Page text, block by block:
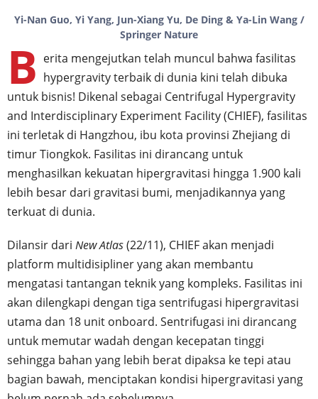
Yi-Nan Guo, Yi Yang, Jun-Xiang Yu, De Ding & Ya-Lin Wang /
Springer Nature
B erita mengejutkan telah muncul bahwa fasilitas
hypergravity terbaik di dunia kini telah dibuka
untuk bisnis! Dikenal sebagai Centrifugal Hypergravity
and Interdisciplinary Experiment Facility (CHIEF), fasilitas
ini terletak di Hangzhou, ibu kota provinsi Zhejiang di
timur Tiongkok. Fasilitas ini dirancang untuk
menghasilkan kekuatan hipergravitasi hingga 1.900 kali
lebih besar dari gravitasi bumi, menjadikannya yang
terkuat di dunia.
Dilansir dari New Atlas(22/11), CHIEF akan menjadi
platform multidisipliner yang akan membantu
mengatasi tantangan teknik yang kompleks. Fasilitas ini
akan dilengkapi dengan tiga sentrifugasi hipergravitasi
utama dan 18 unit onboard. Sentrifugasi ini dirancang
untuk memutar wadah dengan kecepatan tinggi
sehingga bahan yang lebih berat dipaksa ke tepi atau
bagian bawah, menciptakan kondisi hipergravitasi yang